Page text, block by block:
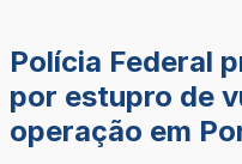
Polícia Federal
por estupro de
operação em